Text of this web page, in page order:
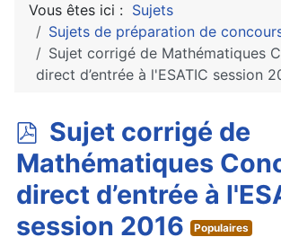
Vous êtes ici : Sujets
Sujets de préparation de
Sujet corrigé de Mathématiques
direct d’entrée à l'ESATIC session
p
d
f
Sujet corrigé de
Mathématiques
direct d’entrée à
session 2016
Populaires